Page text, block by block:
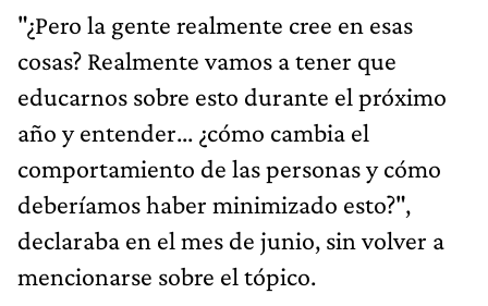
"¿Pero la gente realmente cree en esas
cosas? Realmente vamos a tener que
educarnos sobre esto durante el próximo
año y entender... ¿cómo cambia el
comportamiento de las personas y cómo
deberíamos haber minimizado esto?",
declaraba en el mes de junio, sin volver a
mencionarse sobre el tópico.